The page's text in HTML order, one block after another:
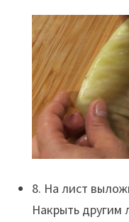
8. На лист
Накрыть другим